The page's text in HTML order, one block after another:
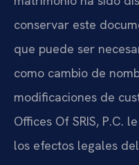
conservar este
que puede ser
como cambio de
modificaciones de
Offices Of SRIS, P.C.
los efectos legales